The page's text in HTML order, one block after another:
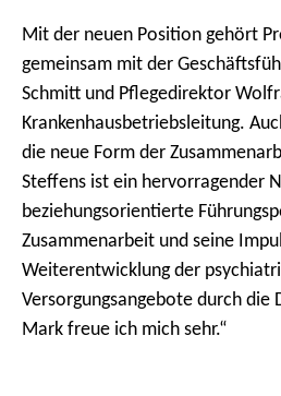
Mit der neuen Position gehört
gemeinsam mit der
Schmitt und Pflegedirektor
Krankenhausbetriebsleitung.
die neue Form der
Steffens ist ein hervorragender
beziehungsorientierte
Zusammenarbeit und seine
Weiterentwicklung der
Versorgungsangebote durch die
Mark freue ich mich sehr.“